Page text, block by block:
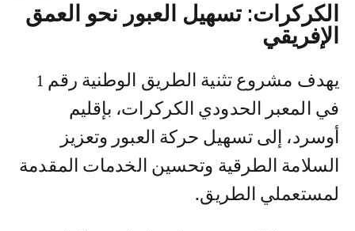
الكركرات: تسهيل العبور نحو العمق
الإفريقي
يهدف مشروع تثنية الطريق الوطنية رقم 1
في المعبر الحدودي الكركرات، بإقليم
أوسرد، إلى تسهيل حركة العبور وتعزيز
السلامة الطرقية وتحسين الخدمات المقدمة
لمستعملي الطريق.